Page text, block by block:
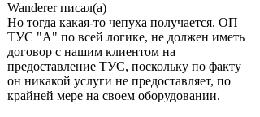
Wanderer писал(а)
Но тогда какая-то чепуха получается. ОП
ТУС "А" по всей логике, не должен иметь
договор с нашим клиентом на
предоставление ТУС, поскольку по факту
он никакой услуги не предоставляет, по
крайней мере на своем оборудовании.